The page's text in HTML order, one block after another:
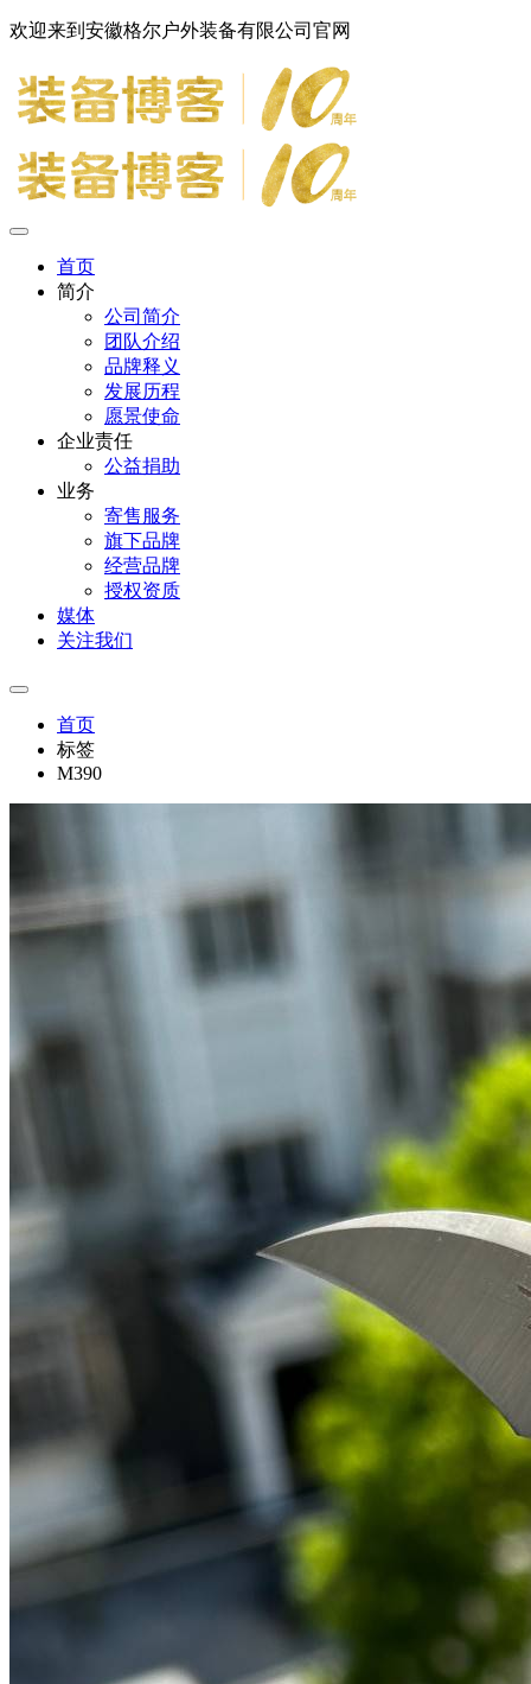
欢迎来到安徽格尔户外装备有限公司官网
首页
简介
公司简介
团队介绍
品牌释义
发展历程
愿景使命
企业责任
公益捐助
业务
寄售服务
旗下品牌
经营品牌
授权资质
媒体
关注我们
首页
标签
M390